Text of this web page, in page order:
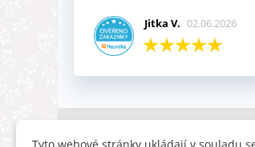
Jitka V. 02.06.2026
INFORMACE